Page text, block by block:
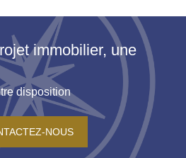
immobilier, une
disposition
NOUS